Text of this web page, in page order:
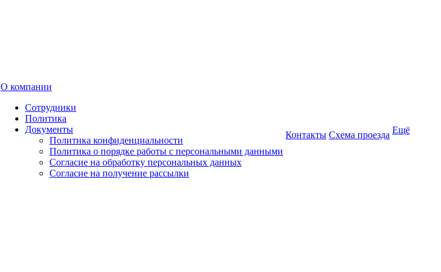
О компании
Сотрудники
Политика
Документы
Политика конфиденциальности
Политика о порядке работы с персональными данными
Согласие на обработку персональных данных
Согласие на получение рассылки
Контакты Схема проезда Ещё